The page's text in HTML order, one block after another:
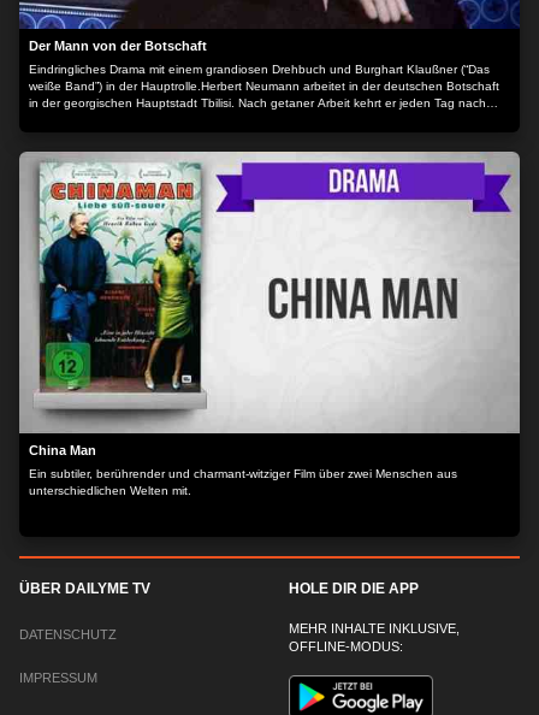
Der Mann von der Botschaft
Eindringliches Drama mit einem grandiosen Drehbuch und Burghart Klaußner (“Das
weiße Band”) in der Hauptrolle.Herbert Neumann arbeitet in der deutschen Botschaft
in der georgischen Hauptstadt Tbilisi. Nach getaner Arbeit kehrt er jeden Tag nach
die Affäre mit einer Georgierin, der Botschaftsmitarbeiterin Nana, ist kein Trost für sein
einsames Leben in dieser fremden Stadt. Seine Monotonie scheint sich aufzulösen,
als Herbert auf dem Markt dem zwölfjährigen Flüchtlingsmädchen Sashka begegnet,
die, wie die meisten ihrer Leidensgenossen, in einem Flüchtlingslager am Rand der
Stadt lebt. Herbert und Sashka werden Freunde und Herbert kann zum ersten Mal seit
langer Zeit wieder lachen und fühlt Verantwortung für jemanden.Locarno International
Film Festival 2006 – Gewinner Silbener Leopard / Bester Schauspieler Burghart
KlaußnerMar del Plata Film Festival 2007 – Gewinner Bestes Drehbuch Zaza
Rusadze, Dito Tsintsadze
China Man
Ein subtiler, berührender und charmant-witziger Film über zwei Menschen aus
unterschiedlichen Welten mit.
ÜBER DAILYME TV
DATENSCHUTZ
IMPRESSUM
HOLE DIR DIE APP
MEHR INHALTE INKLUSIVE,
OFFLINE-MODUS: